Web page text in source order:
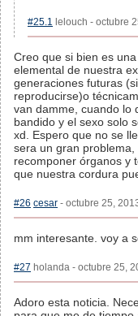
#25.1 lelouch - octubre
Creo que si bien es
elemental de nuestra
generaciones futuras
reproducirse)o
van damme, cuando lo
bandido y el sexo solo
xd. Espero que no se
sera un gran
recomponer órganos y
que nuestra cordura
#26 cesar - octubre 25,
mm interesante. voy a
#27 holanda - octubre 25,
Adoro esta noticia.